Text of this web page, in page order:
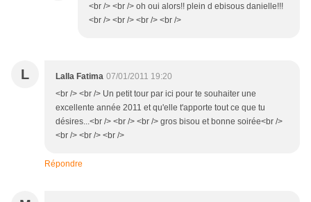
<br /> <br /> oh oui alors!! plein d ebisous danielle!!!
<br /> <br /> <br /> <br />
L Lalla Fatima 07/01/2011 19:20
<br /> <br /> Un petit tour par ici pour te souhaiter une
excellente année 2011 et qu'elle t'apporte tout ce que tu
désires...<br /> <br /> <br /> gros bisou et bonne soirée<br />
<br /> <br /> <br />
Répondre